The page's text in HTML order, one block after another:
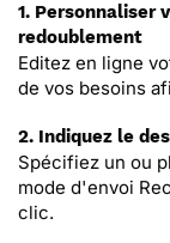
1. Personnaliser
redoublement
Editez en ligne
de vos besoins
2. Indiquez le
Spécifiez un ou
mode d'envoi
clic.